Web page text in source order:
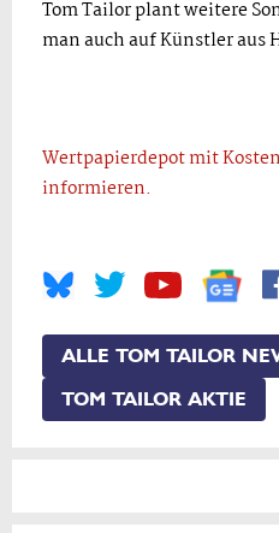
Tom Tailor plant weitere
man auch auf Künstler aus
Wertpapierdepot mit
informieren.
ALLE TOM TAILOR
TOM TAILOR AKTIE